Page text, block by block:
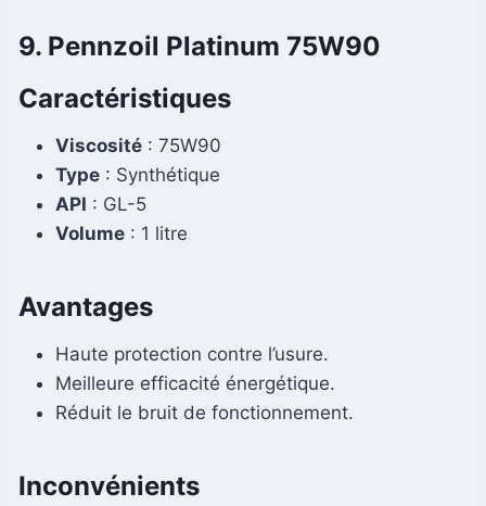
9. Pennzoil Platinum 75W90
Caractéristiques
Viscosité : 75W90
Type : Synthétique
API : GL-5
Volume : 1 litre
Avantages
Haute protection contre l’usure.
Meilleure efficacité énergétique.
Réduit le bruit de fonctionnement.
Inconvénients